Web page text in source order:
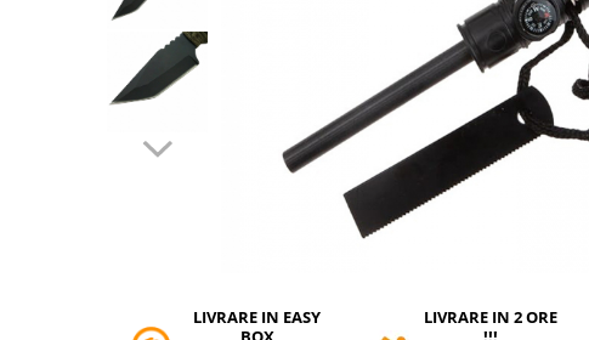
Accesori camping & drumetii
Topor camping
vanatoare si tactice
LIVRARE IN EASY
LIVRARE IN 2 ORE